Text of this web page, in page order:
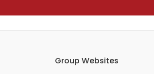
Group Websites